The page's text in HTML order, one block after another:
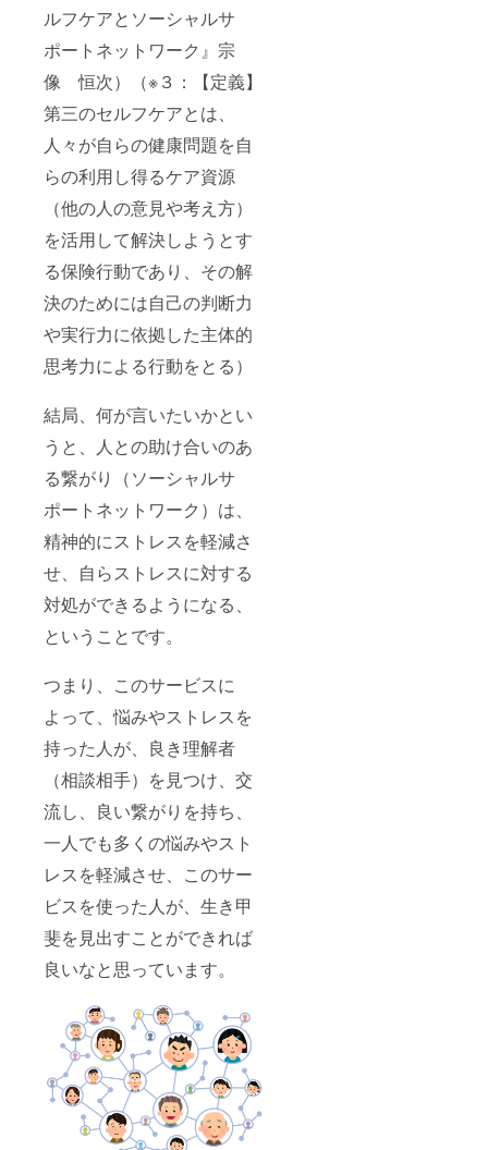
ルフケアとソーシャルサ
ポートネットワーク』宗
像 恒次）（※３：【定義】
第三のセルフケアとは、
人々が自らの健康問題を自
らの利用し得るケア資源
（他の人の意見や考え方）
を活用して解決しようとす
る保険行動であり、その解
決のためには自己の判断力
や実行力に依拠した主体的
思考力による行動をとる）
結局、何が言いたいかとい
うと、人との助け合いのあ
る繋がり（ソーシャルサ
ポートネットワーク）は、
精神的にストレスを軽減さ
せ、自らストレスに対する
対処ができるようになる、
ということです。
つまり、このサービスに
よって、悩みやストレスを
持った人が、良き理解者
（相談相手）を見つけ、交
流し、良い繋がりを持ち、
一人でも多くの悩みやスト
レスを軽減させ、このサー
ビスを使った人が、生き甲
斐を見出すことができれば
良いなと思っています。